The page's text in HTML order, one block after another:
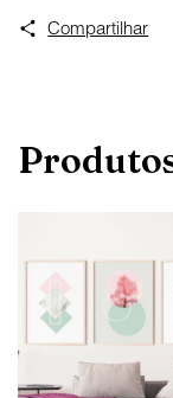
Compartilhar